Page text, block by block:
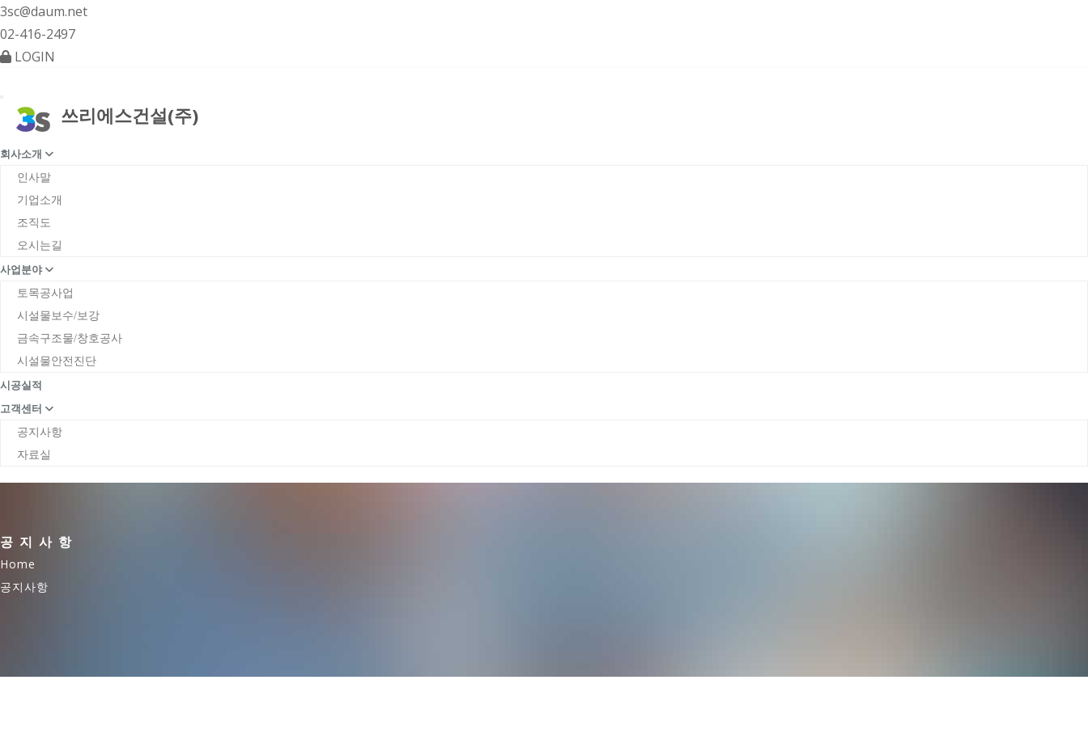
3sc@daum.net
02-416-2497
LOGIN
Toggle navigation쓰리에스건설(주)
회사소개
인사말
기업소개
조직도
오시는길
사업분야
토목공사업
시설물보수/보강
금속구조물/창호공사
시설물안전진단
시공실적
고객센터
공지사항
자료실
공지사항
Home
공지사항